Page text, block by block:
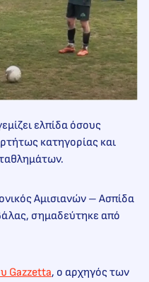
ελπίδα όσους
κατηγορίας και
Αμισιανών – Ασπίδα
σημαδεύτηκε από
Gazzetta, ο αρχηγός των